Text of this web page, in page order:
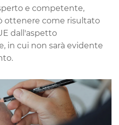
e competente,
ottenere come risultato
dall'aspetto
in cui non sarà evidente